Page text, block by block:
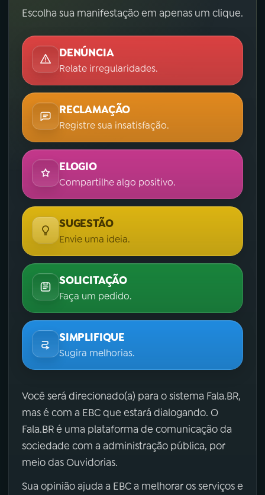
Escolha sua manifestação em apenas um clique.
DENÚNCIA
Relate irregularidades.
RECLAMAÇÃO
Registre sua insatisfação.
ELOGIO
Compartilhe algo positivo.
SUGESTÃO
Envie uma ideia.
SOLICITAÇÃO
Faça um pedido.
SIMPLIFIQUE
Sugira melhorias.
Você será direcionado(a) para o sistema Fala.BR,
mas é com a EBC que estará dialogando. O
Fala.BR é uma plataforma de comunicação da
sociedade com a administração pública, por
meio das Ouvidorias.
Sua opinião ajuda a EBC a melhorar os serviços e